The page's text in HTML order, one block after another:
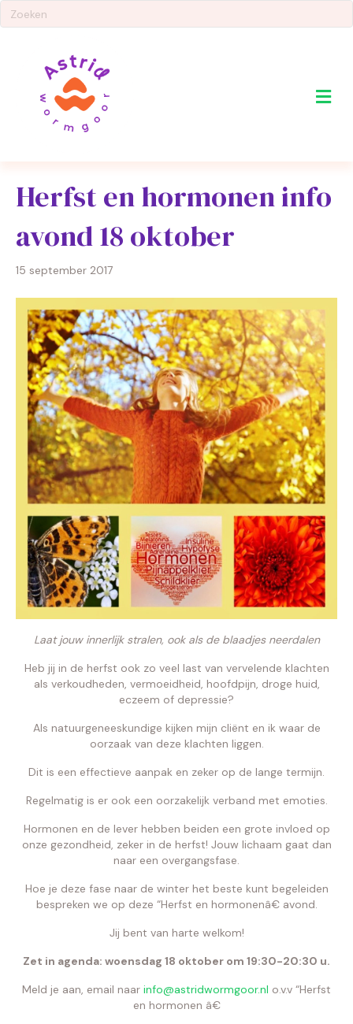
Herfst en hormonen info
avond 18 oktober
15 september 2017
Laat jouw innerlijk stralen, ook als de blaadjes neerdalen
Heb jij in de herfst ook zo veel last van vervelende klachten
als verkoudheden, vermoeidheid, hoofdpijn, droge huid,
eczeem of depressie?
Als natuurgeneeskundige kijken mijn cliënt en ik waar de
oorzaak van deze klachten liggen.
Dit is een effectieve aanpak en zeker op de lange termijn.
Regelmatig is er ook een oorzakelijk verband met emoties.
Hormonen en de lever hebben beiden een grote invloed op
onze gezondheid, zeker in de herfst! Jouw lichaam gaat dan
naar een overgangsfase.
Hoe je deze fase naar de winter het beste kunt begeleiden
bespreken we op deze “Herfst en hormonenâ€ avond.
Jij bent van harte welkom!
Zet in agenda: woensdag 18 oktober om 19:30-20:30 u.
Meld je aan, email naar info@astridwormgoor.nl o.v.v “Herfst
en hormonen â€